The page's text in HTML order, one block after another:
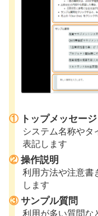
①トップメッセージ
システム名称やタ
表記します
②操作説明
利用方法や注意書
します
③サンプル質問
利用が多い質問な